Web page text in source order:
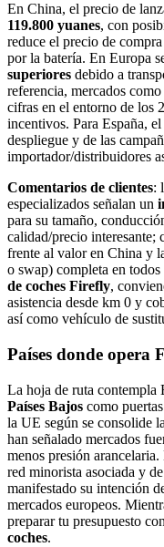
En China, el precio de
119.800 yuanes, con
reduce el precio de
por la batería. En Europa
superiores debido a
referencia, mercados
cifras en el entorno de los
incentivos. Para España, el
despliegue y de las
importador/distribuidores
Comentarios de clientes:
especializados señalan un
para su tamaño,
calidad/precio interesante;
frente al valor en China y
o swap) completa en todos
de coches Firefly,
asistencia desde km 0 y
así como vehículo de
Países donde opera
La hoja de ruta contempla
Países Bajos como
la UE según se consolide
han señalado mercados
menos presión arancelaria.
red minorista asociada y
manifestado su intención
mercados europeos.
preparar tu presupuesto
coches.